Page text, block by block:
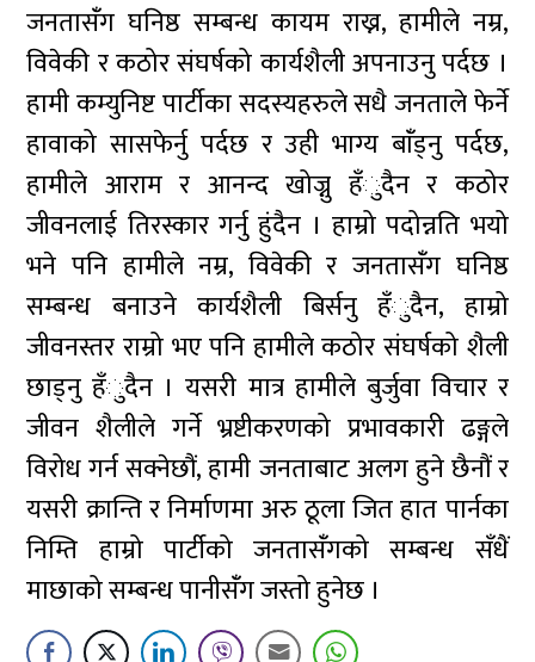
जनतासंँग घनिष्ठ सम्बन्ध कायम राख्न, हामीले नम्र,
विवेकी र कठोर संघर्षको कार्यशैली अपनाउनु पर्दछ ।
हामी कम्युनिष्ट पार्टीका सदस्यहरुले सधै जनताले फेर्ने
हावाको सासफेर्नु पर्दछ र उही भाग्य बांँड्नु पर्दछ,
हामीले आराम र आनन्द खोज्नु हँुदैन र कठोर
जीवनलाई तिरस्कार गर्नु हुंदैन । हाम्रो पदोन्नति भयो
भने पनि हामीले नम्र, विवेकी र जनतासंँग घनिष्ठ
सम्बन्ध बनाउने कार्यशैली बिर्सनु हँुदैन, हाम्रो
जीवनस्तर राम्रो भए पनि हामीले कठोर संघर्षको शैली
छाड्नु हँुदैन । यसरी मात्र हामीले बुर्जुवा विचार र
जीवन शैलीले गर्ने भ्रष्टीकरणको प्रभावकारी ढङ्गले
विरोध गर्न सक्नेछौं, हामी जनताबाट अलग हुने छैनौं र
यसरी क्रान्ति र निर्माणमा अरु ठूला जित हात पार्नका
निम्ति हाम्रो पार्टीको जनतासँंगको सम्बन्ध सँधैं
माछाको सम्बन्ध पानीसँंग जस्तो हुनेछ ।